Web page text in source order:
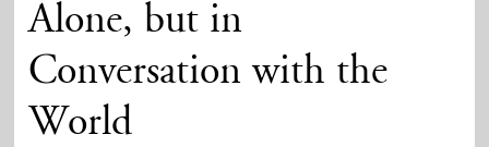
Alone, but in
Conversation with the
World